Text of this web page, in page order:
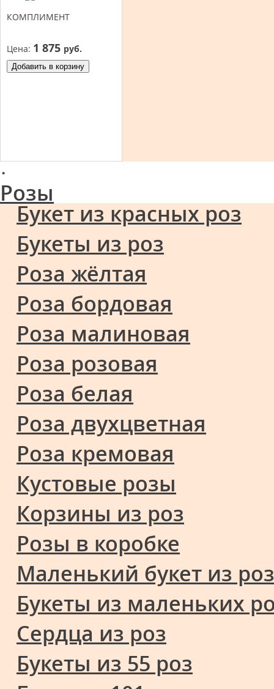
КОМПЛИМЕНТ
Цена: 1 875 руб.
Добавить в корзину
·
Розы
Букет из красных роз
Букеты из роз
Роза жёлтая
Роза бордовая
Роза малиновая
Роза розовая
Роза белая
Роза двухцветная
Роза кремовая
Кустовые розы
Корзины из роз
Розы в коробке
Маленький букет из роз
Букеты из маленьких
Сердца из роз
Букеты из 55 роз